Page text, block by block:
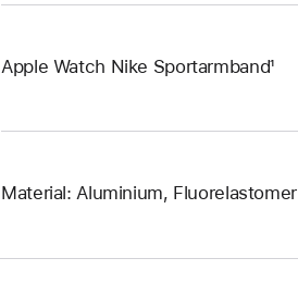
Apple Watch Nike Sportarmband¹
Material: Aluminium, Fluorelastomer